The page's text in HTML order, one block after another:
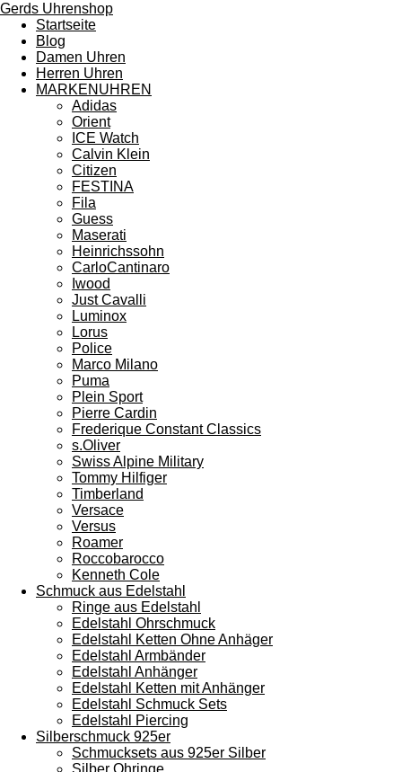
Gerds Uhrenshop
Startseite
Blog
Damen Uhren
Herren Uhren
MARKENUHREN
Adidas
Orient
ICE Watch
Calvin Klein
Citizen
FESTINA
Fila
Guess
Maserati
Heinrichssohn
CarloCantinaro
Iwood
Just Cavalli
Luminox
Lorus
Police
Marco Milano
Puma
Plein Sport
Pierre Cardin
Frederique Constant Classics
s.Oliver
Swiss Alpine Military
Tommy Hilfiger
Timberland
Versace
Versus
Roamer
Roccobarocco
Kenneth Cole
Schmuck aus Edelstahl
Ringe aus Edelstahl
Edelstahl Ohrschmuck
Edelstahl Ketten Ohne Anhäger
Edelstahl Armbänder
Edelstahl Anhänger
Edelstahl Ketten mit Anhänger
Edelstahl Schmuck Sets
Edelstahl Piercing
Silberschmuck 925er
Schmucksets aus 925er Silber